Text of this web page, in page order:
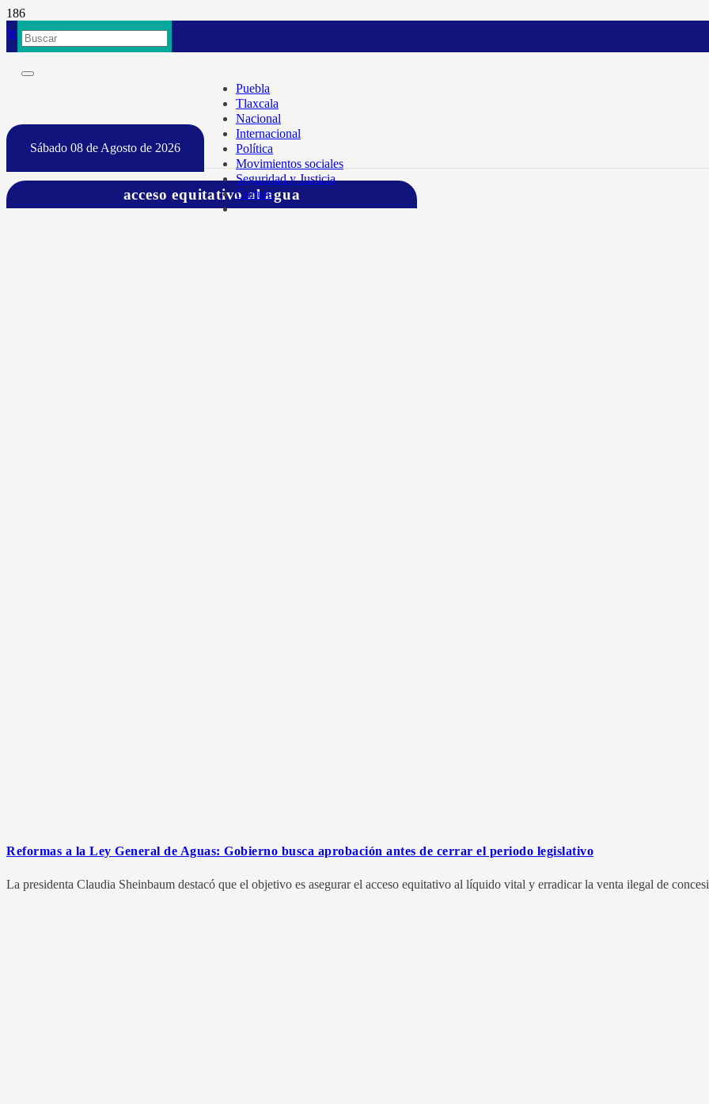
Sábado 08 de Agosto de 2026
Puebla
Tlaxcala
Nacional
Internacional
Política
Movimientos sociales
Seguridad y Justicia
Cultura
acceso equitativo al agua
Reformas a la Ley General de Aguas: Gobierno busca aprobación antes de cerrar el periodo legislativo
La presidenta Claudia Sheinbaum destacó que el objetivo es asegurar el acceso equitativo al líquido vital y erradicar la venta ilegal de